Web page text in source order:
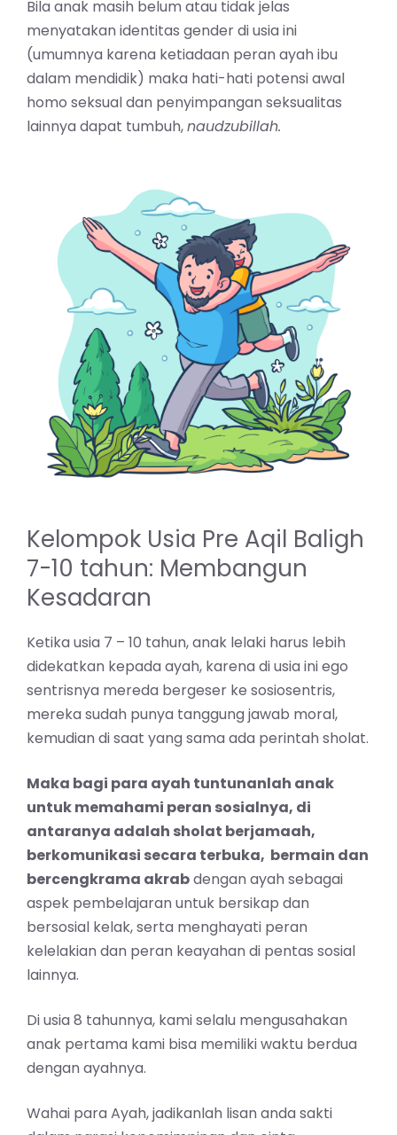
Bila anak masih belum atau tidak jelas
menyatakan identitas gender di usia ini
(umumnya karena ketiadaan peran ayah ibu
dalam mendidik) maka hati-hati potensi awal
homo seksual dan penyimpangan seksualitas
lainnya dapat tumbuh,naudzubillah.
Kelompok Usia Pre Aqil Baligh
7-10 tahun: Membangun
Kesadaran
Ketika usia 7 – 10 tahun, anak lelaki harus lebih
didekatkan kepada ayah, karena di usia ini ego
sentrisnya mereda bergeser ke sosiosentris,
mereka sudah punya tanggung jawab moral,
kemudian di saat yang sama ada perintah sholat.
Maka bagi para ayah tuntunanlah anak
untuk memahami peran sosialnya, di
antaranya adalah sholat berjamaah,
berkomunikasi secara terbuka, bermain dan
bercengkrama akrabdengan ayah sebagai
aspek pembelajaran untuk bersikap dan
bersosial kelak, serta menghayati peran
kelelakian dan peran keayahan di pentas sosial
lainnya.
Di usia 8 tahunnya, kami selalu mengusahakan
anak pertama kami bisa memiliki waktu berdua
dengan ayahnya.
Wahai para Ayah, jadikanlah lisan anda sakti